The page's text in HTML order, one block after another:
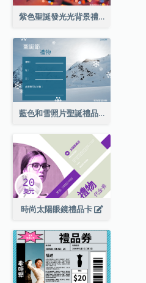
紫色聖誕發光光背景禮品卡
藍色和雪照片聖誕禮品卡
時尚太陽眼鏡禮品卡